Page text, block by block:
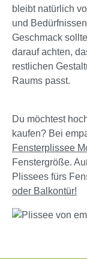
bleibt natürlich
und
Geschmack
darauf achten,
restlichen
Raums passt.
Du möchtest
kaufen? Bei
Fensterplissee
Fenstergröße.
Plissees fürs
oder Balkontür!